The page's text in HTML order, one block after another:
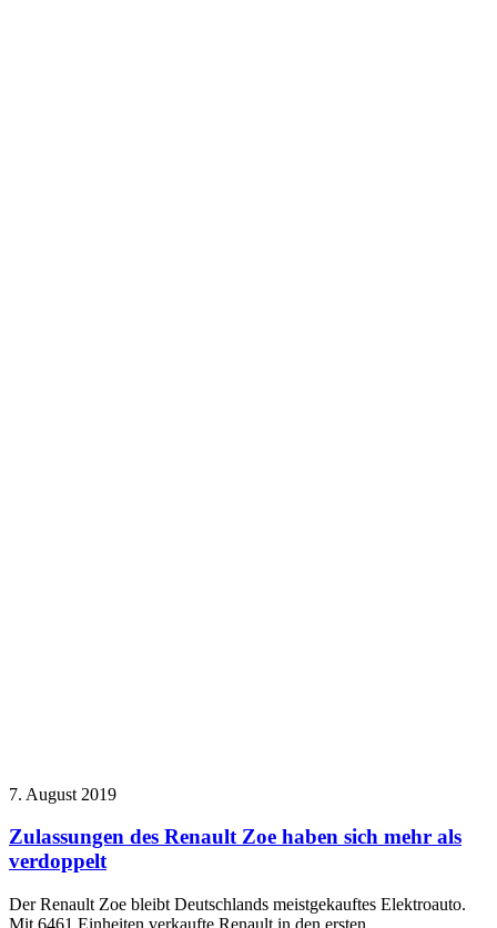
7. August 2019
Zulassungen des Renault Zoe haben sich mehr als
verdoppelt
Der Renault Zoe bleibt Deutschlands meistgekauftes Elektroauto.
Mit 6461 Einheiten verkaufte Renault in den ersten…